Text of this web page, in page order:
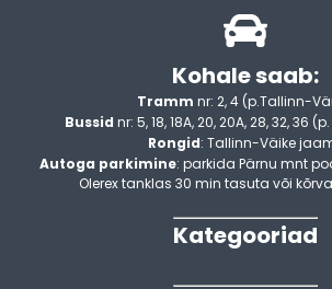
Kohale saab:
Tramm nr: 2, 4 (p.Tallinn-
Bussid nr: 5, 18, 18A, 20, 20A, 28, 32, 36
Rongid: Tallinn-Väike
Autoga parkimine: parkida Pärnu mnt
Olerex tanklas 30 min tasuta või
Kategooriad